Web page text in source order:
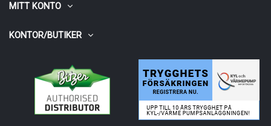
MITT KONTO
KONTOR/BUTIKER